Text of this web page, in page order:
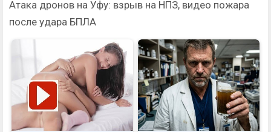
Атака дронов на Уфу: взрыв на НПЗ, видео пожара
после удара БПЛА